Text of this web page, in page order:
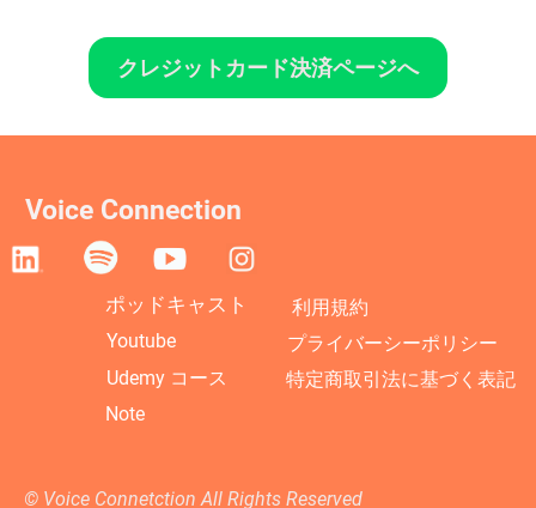
クレジットカード決済ページへ
Voice Connection
ポッドキャスト
Youtube
Udemy コース
Note
利用規約
プライバーシーポリシー
特定商取引法に基づく表記
©︎ Voice Connetction All Rights Reserved